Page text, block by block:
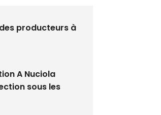
producteurs à
A Nuciola
sous les